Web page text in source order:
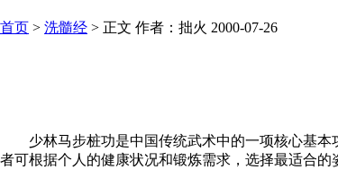
首页 > 洗髓经 > 正文 作者：拙火 2000-07-26
少林马步桩功是中国传统武术中的一项核心基本
者可根据个人的健康状况和锻炼需求，选择最适合